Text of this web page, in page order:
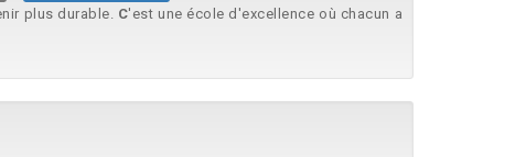
plus durable. C'est une école d'excellence où chacun a